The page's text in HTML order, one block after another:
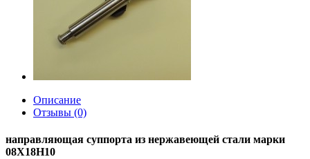
Описание
Отзывы (0)
направляющая суппорта из нержавеющей стали марки
08Х18Н10